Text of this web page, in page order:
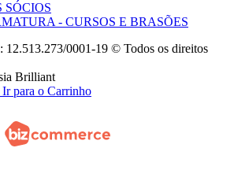
SÓCIOS
- CURSOS E BRASÕES
0001-19 © Todos os direitos
Brilliant
Ir para o Carrinho